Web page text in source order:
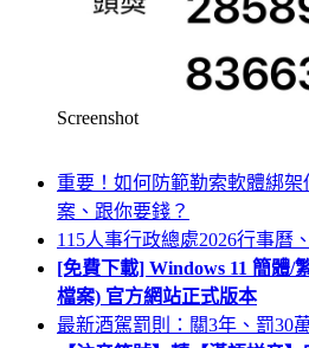
Screenshot
重要！如何防範勒索軟體綁
案、跟你要錢？
115人事行政總處2026行事曆
[免費下載] Windows 11 簡體/
檔案) 官方網站正式版本
最新酒駕罰則：關3年、罰30